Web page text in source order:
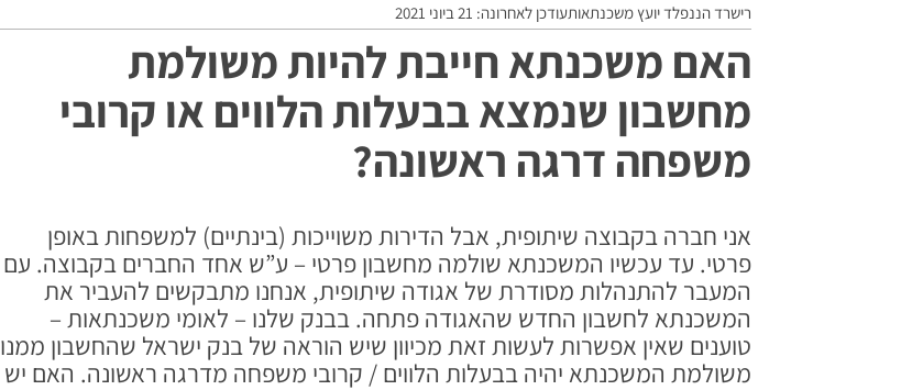
רישרד הננפלד יועץ משכנתאותעודכן לאחרונה: 21 ביוני 2021
האם משכנתא חייבת להיות משולמת
מחשבון שנמצא בבעלות הלווים או קרובי
משפחה דרגה ראשונה?
אני חברה בקבוצה שיתופית, אבל הדירות משוייכות (בינתיים) למשפחות באופן
פרטי. עד עכשיו המשכנתא שולמה מחשבון פרטי – ע”ש אחד החברים בקבוצה. עם
המעבר להתנהלות מסודרת של אגודה שיתופית, אנחנו מתבקשים להעביר את
המשכנתא לחשבון החדש שהאגודה פתחה. בבנק שלנו – לאומי משכנתאות –
טוענים שאין אפשרות לעשות זאת מכיוון שיש הוראה של בנק ישראל שהחשבון ממנו
משולמת המשכנתא יהיה בבעלות הלווים / קרובי משפחה מדרגה ראשונה. האם יש